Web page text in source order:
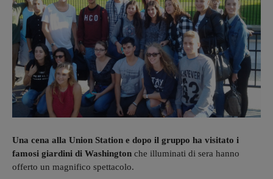
Una cena alla Union Station e dopo il gruppo ha visitato i
famosi giardini di Washington che illuminati di sera hanno
offerto un magnifico spettacolo.